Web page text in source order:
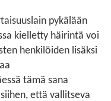
pykälään
kielletty häirintä voi
henkilöiden lisäksi
tämä sana
että vallitseva